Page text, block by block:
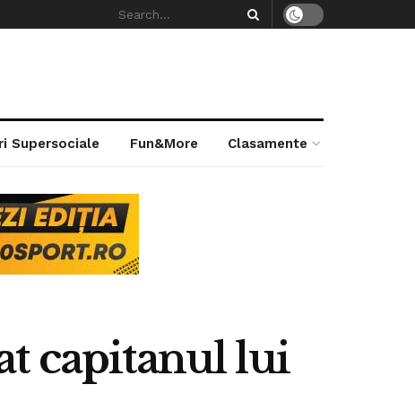
Supersociale Fun&More Clasamente
capitanul lui